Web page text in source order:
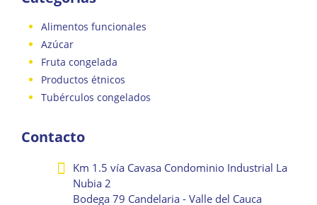
Alimentos funcionales
Azúcar
Fruta congelada
Productos étnicos
Tubérculos congelados
Contacto
Km 1.5 vía Cavasa Condominio Industrial La
Nubia 2
Bodega 79 Candelaria - Valle del Cauca